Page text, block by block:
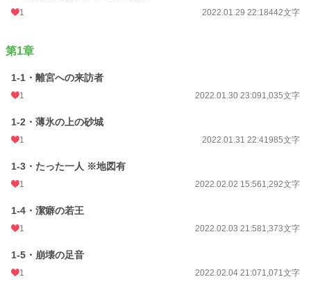
・魔法とかある異世界が舞台。
・多分ハッピーエンド。
・R18シーンがあるので、未成年の方はお控えください。（該当の話には*を付
小説
恋愛 66,327 位 / 66,327 件
お気に入り
24h.ポイント 0 pt
初回完結日時
1 2022.01.29 22:18442文字
第1章
1-1・離宮への来訪者
1 2022.01.30 23:091,035文字
1-2・薄氷の上の砂城
1 2022.01.31 22:41985文字
1-3・たった一人 ※地図有
1 2022.02.02 15:561,292文字
1-4・潔癖の若王
1 2022.02.03 21:581,373文字
1-5・崩壊の足音
1 2022.02.04 21:071,071文字